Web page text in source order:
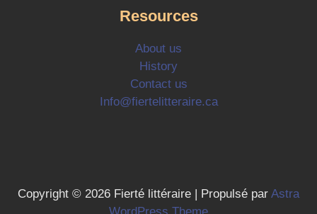
Resources
About us
History
Contact us
Info@fiertelitteraire.ca
Copyright © 2026 Fierté littéraire | Propulsé par Astra